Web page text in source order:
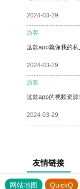
2024-03-29
游客
这款app就像我的私
2024-03-29
游客
这款app的视频资源
2024-03-29
友情链接
网站地图 QuickQ